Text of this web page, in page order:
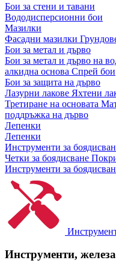
Бои за стени и тавани
Вододисперсионни бои
Мазилки
Фасадни мазилки
Бои за метал и дърво
Бои за метал и дърво на
алкидна основа Спрей бои
Бои за защита на дърво
Лазурни лакове Яхтени
Третиране на основата
поддръжка на дърво
Лепенки
Лепенки
Инструменти за
Четки за боядисване
Инструменти за
Инструменти,